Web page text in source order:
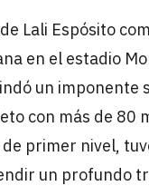
Lali Espósito
en el estadio
un imponente
con más de 80
primer nivel,
un profundo